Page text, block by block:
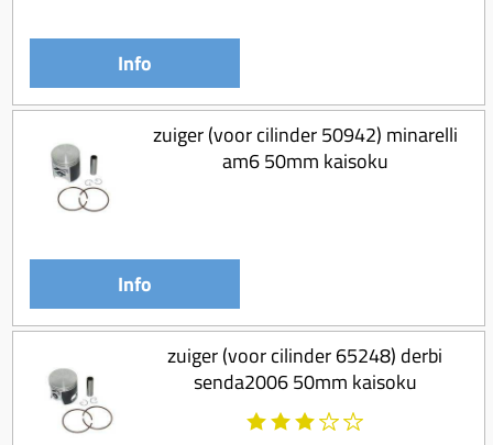
Overbrenging
Info
zuiger (voor cilinder 50942) minarelli
am6 50mm kaisoku
Info
zuiger (voor cilinder 65248) derbi
senda2006 50mm kaisoku